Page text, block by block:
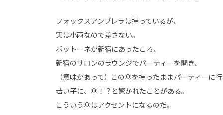
フォックスアンブレラは持っているが、
実は小雨なので差さない。
ボットーネが新宿にあったころ、
新宿のサロンのラウンジでパーティーを開き、
（意味があって）この傘を持ったままパーティーに
若い子に、傘！？と驚かれたことがある。
こういう傘はアクセントになるのだ。